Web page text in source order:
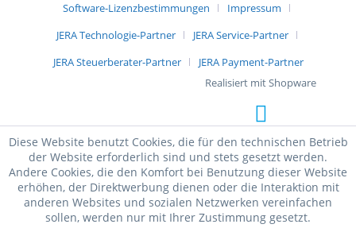
Software-Lizenzbestimmungen
Impressum
JERA Technologie-Partner
JERA Service-Partner
JERA Steuerberater-Partner
JERA Payment-Partner
Realisiert mit Shopware
Diese Website benutzt Cookies, die für den technischen Betrieb
der Website erforderlich sind und stets gesetzt werden.
Andere Cookies, die den Komfort bei Benutzung dieser Website
erhöhen, der Direktwerbung dienen oder die Interaktion mit
anderen Websites und sozialen Netzwerken vereinfachen
sollen, werden nur mit Ihrer Zustimmung gesetzt.